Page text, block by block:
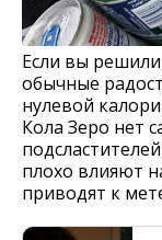
Если вы
обычные
нулевой
Кола Зеро нет
плохо влияют
приводят к